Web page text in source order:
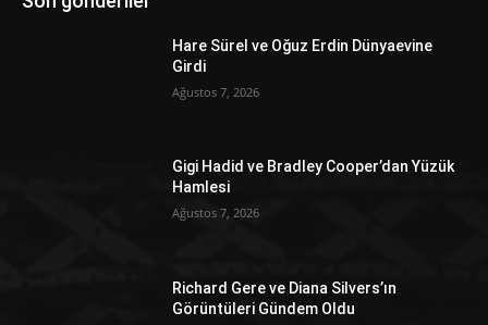
Hare Sürel ve Oğuz Erdin Dünyaevine
Girdi
Ağustos 7, 2026
Gigi Hadid ve Bradley Cooper’dan Yüzük
Hamlesi
Ağustos 7, 2026
Richard Gere ve Diana Silvers’ın
Görüntüleri Gündem Oldu